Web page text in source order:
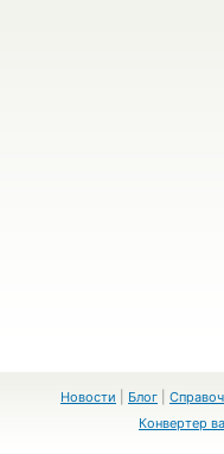
Новости Блог
Конвертер